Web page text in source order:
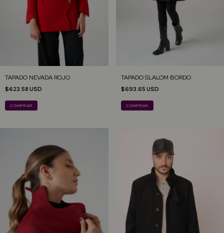
TAPADO NEVADA ROJO
$623.58 USD
COMPRAR
TAPADO SLALOM BORDO
$693.65 USD
COMPRAR